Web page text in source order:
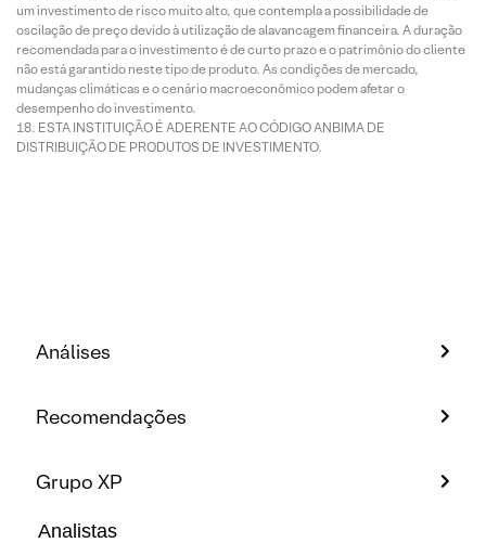
um investimento de risco muito alto, que contempla a possibilidade de
oscilação de preço devido à utilização de alavancagem financeira. A duração
recomendada para o investimento é de curto prazo e o patrimônio do cliente
não está garantido neste tipo de produto. As condições de mercado,
mudanças climáticas e o cenário macroeconômico podem afetar o
desempenho do investimento.
ESTA INSTITUIÇÃO É ADERENTE AO CÓDIGO ANBIMA DE
DISTRIBUIÇÃO DE PRODUTOS DE INVESTIMENTO.
Análises
Recomendações
Grupo XP
Analistas